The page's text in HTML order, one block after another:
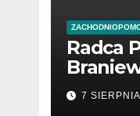
Radca
7